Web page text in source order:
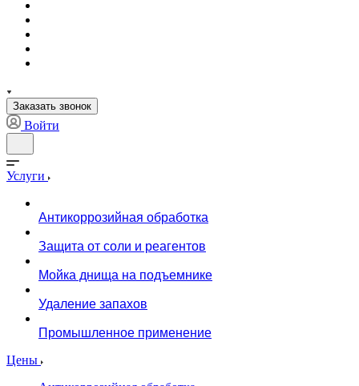
Заказать звонок
Войти
Услуги
Антикоррозийная обработка
Защита от соли и реагентов
Мойка днища на подъемнике
Удаление запахов
Промышленное применение
Цены